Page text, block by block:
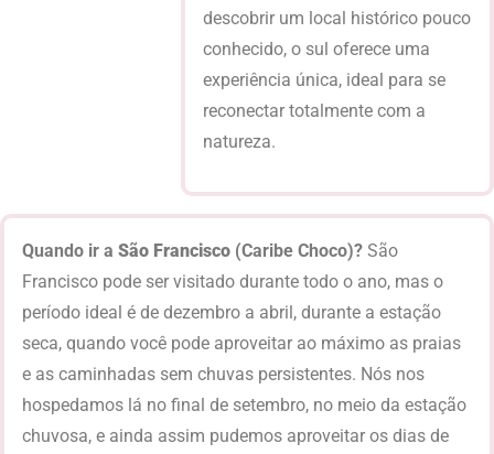
descobrir um local histórico pouco
conhecido, o sul oferece uma
experiência única, ideal para se
reconectar totalmente com a
natureza.
Quando ir a São Francisco (Caribe Choco)? São
Francisco pode ser visitado durante todo o ano, mas o
período ideal é de dezembro a abril, durante a estação
seca, quando você pode aproveitar ao máximo as praias
e as caminhadas sem chuvas persistentes. Nós nos
hospedamos lá no final de setembro, no meio da estação
chuvosa, e ainda assim pudemos aproveitar os dias de